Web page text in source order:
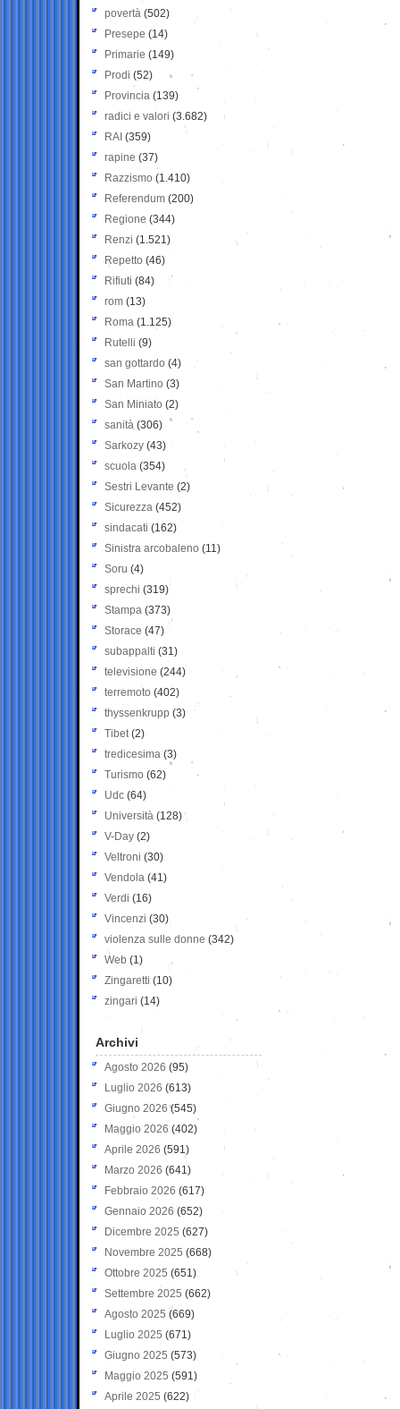
povertà (502)
Presepe (14)
Primarie (149)
Prodi (52)
Provincia (139)
radici e valori (3.682)
RAI (359)
rapine (37)
Razzismo (1.410)
Referendum (200)
Regione (344)
Renzi (1.521)
Repetto (46)
Rifiuti (84)
rom (13)
Roma (1.125)
Rutelli (9)
san gottardo (4)
San Martino (3)
San Miniato (2)
sanità (306)
Sarkozy (43)
scuola (354)
Sestri Levante (2)
Sicurezza (452)
sindacati (162)
Sinistra arcobaleno (11)
Soru (4)
sprechi (319)
Stampa (373)
Storace (47)
subappalti (31)
televisione(244)
terremoto (402)
thyssenkrupp (3)
Tibet(2)
tredicesima (3)
Turismo (62)
Udc (64)
Università (128)
V-Day (2)
Veltroni (30)
Vendola (41)
Verdi (16)
Vincenzi (30)
violenza sulle donne (342)
Web (1)
Zingaretti (10)
zingari (14)
Archivi
Agosto 2026 (95)
Luglio 2026 (613)
Giugno 2026 (545)
Maggio 2026 (402)
Aprile 2026 (591)
Marzo 2026 (641)
Febbraio 2026 (617)
Gennaio 2026 (652)
Dicembre 2025 (627)
Novembre 2025 (668)
Ottobre 2025 (651)
Settembre 2025 (662)
Agosto 2025 (669)
Luglio 2025 (671)
Giugno 2025 (573)
Maggio 2025 (591)
Aprile 2025 (622)